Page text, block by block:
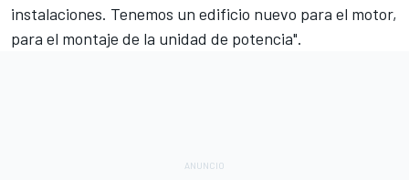
instalaciones. Tenemos un edificio nuevo para el motor,
para el montaje de la unidad de potencia".